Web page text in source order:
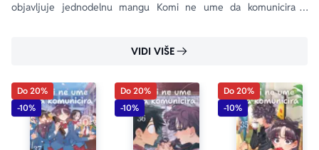
objavljuje jednodelnu mangu Komi ne ume da komunicira u
VIDI VIŠE
Do 20%
-10%
Do 20%
-10%
Do 20%
-10%